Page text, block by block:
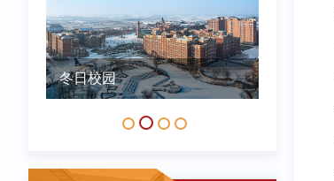
冬日校园